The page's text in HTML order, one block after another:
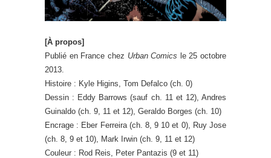
[À propos]
Publié en France chez Urban Comics le 25 octobre
2013.
Histoire : Kyle Higins, Tom Defalco (ch. 0)
Dessin : Eddy Barrows (sauf ch. 11 et 12), Andres
Guinaldo (ch. 9, 11 et 12), Geraldo Borges (ch. 10)
Encrage : Eber Ferreira (ch. 8, 9 10 et 0), Ruy Jose
(ch. 8, 9 et 10), Mark Irwin (ch. 9, 11 et 12)
Couleur : Rod Reis, Peter Pantazis (9 et 11)